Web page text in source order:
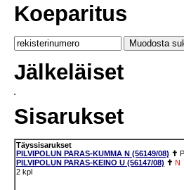
Koeparitus
Jälkeläiset
Sisarukset
Täyssisarukset
PILVIPOLUN PARAS-KUMMA N (56149/08) ✝
PILVIPOLUN PARAS-KEINO U (56147/08) ✝ N
2 kpl